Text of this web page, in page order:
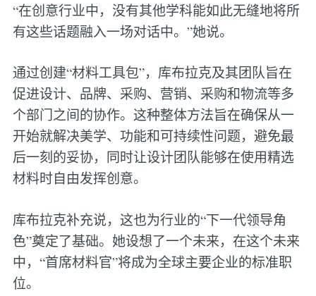
“在创意行业中，没有其他学科能如此无缝地将所
有这些话题融入一场对话中。”她说。
通过创建“材料工具包”，库布拉克及其团队旨在
促进设计、品牌、采购、营销、采购和物流等多
个部门之间的协作。这种整体方法旨在确保从一
开始就解决美学、功能和可持续性问题，避免最
后一刻的妥协，同时让设计团队能够在使用精选
材料时自由发挥创意。
库布拉克补充说，这也为行业的“下一代领导角
色”奠定了基础。她设想了一个未来，在这个未来
中，“首席材料官”将成为全球主要企业的标准职
位。